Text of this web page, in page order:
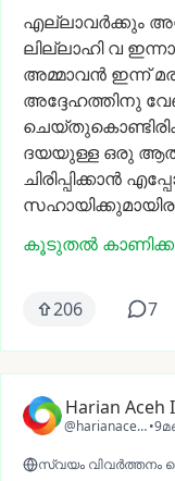
എല്ലാവർക്കും
ലില്ലാഹി വ ഇന്നാ
അമ്മാവൻ ഇന്ന്
അദ്ദേഹത്തിനു
ദയയുള്ള ഒരു
ചിരിപ്പിക്കാൻ
കൂടുതൽ
206 7
Harian Aceh
•
സ്വയം വിവർത്തനം